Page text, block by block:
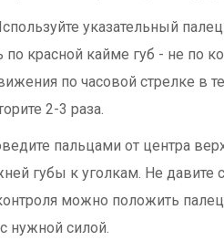
указательный
по красной кайме губ - не по
по часовой стрелке в
2-3 раза.
пальцами от центра
губы к уголкам. Не давите
можно положить
нужной силой.